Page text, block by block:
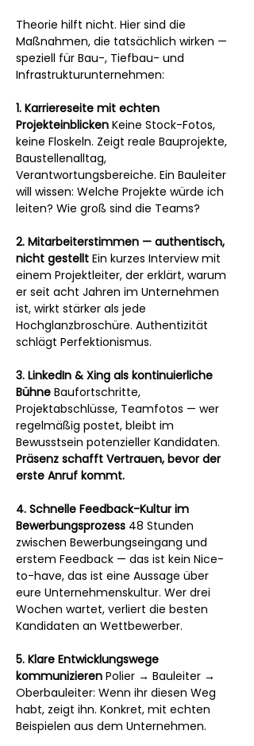
Theorie hilft nicht. Hier sind die
Maßnahmen, die tatsächlich wirken —
speziell für Bau-, Tiefbau- und
Infrastrukturunternehmen:
1. Karriereseite mit echten
Projekteinblicken Keine Stock-Fotos,
keine Floskeln. Zeigt reale Bauprojekte,
Baustellenalltag,
Verantwortungsbereiche. Ein Bauleiter
will wissen: Welche Projekte würde ich
leiten? Wie groß sind die Teams?
2. Mitarbeiterstimmen — authentisch,
nicht gestellt Ein kurzes Interview mit
einem Projektleiter, der erklärt, warum
er seit acht Jahren im Unternehmen
ist, wirkt stärker als jede
Hochglanzbroschüre. Authentizität
schlägt Perfektionismus.
3. LinkedIn & Xing als kontinuierliche
Bühne Baufortschritte,
Projektabschlüsse, Teamfotos — wer
regelmäßig postet, bleibt im
Bewusstsein potenzieller Kandidaten.
Präsenz schafft Vertrauen, bevor der
erste Anruf kommt.
4. Schnelle Feedback-Kultur im
Bewerbungsprozess 48 Stunden
zwischen Bewerbungseingang und
erstem Feedback — das ist kein Nice-
to-have, das ist eine Aussage über
eure Unternehmenskultur. Wer drei
Wochen wartet, verliert die besten
Kandidaten an Wettbewerber.
5. Klare Entwicklungswege
kommunizieren Polier → Bauleiter →
Oberbauleiter: Wenn ihr diesen Weg
habt, zeigt ihn. Konkret, mit echten
Beispielen aus dem Unternehmen.